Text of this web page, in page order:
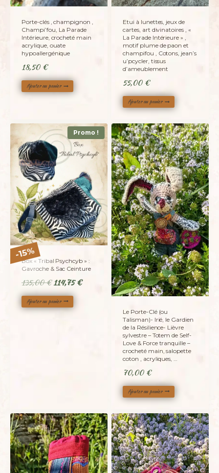
Porte-clés , champignon ,
Champi’fou, La Parade
Intérieure, crocheté main
acrylique, ouate
hypoallergénique
18,50 €
Ajouter au panier
Etui à lunettes, jeux de
cartes, art divinatoires , «
La Parade Intérieure » ,
motif plume de paon et
champifou , Cotons, jean’s
u’pcycler, tissus
d’ameublement
55,00 €
Ajouter au panier
Promo !
-15%
Box « Tribal Psychcyb » :
Gavroche & Sac Ceinture
135,00€ Le
prix
initial
114,75€Le
Ajouter au panier
Le Porte-Clé (ou
Talisman)- Irié, le Gardien
de la Résilience- Lièvre
sylvestre – Totem de Self-
Love & Force tranquille –
crocheté main, salopette
coton , acryliques, …
70,00 €
Ajouter au panier